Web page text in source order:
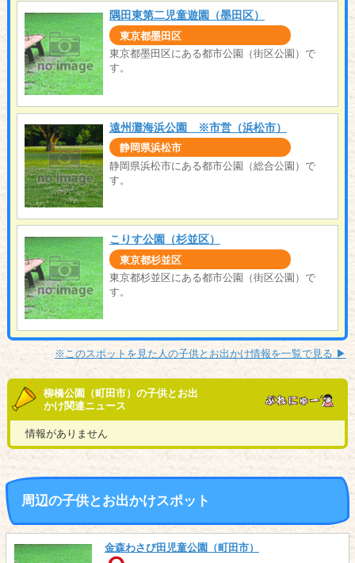
隅田東第二児童遊園（墨田区）
東京都墨田区
東京都墨田区にある都市公園（街区公園）で
す。
遠州灘海浜公園 ※市営（浜松市）
静岡県浜松市
静岡県浜松市にある都市公園（総合公園）で
す。
こりす公園（杉並区）
東京都杉並区
東京都杉並区にある都市公園（街区公園）で
す。
※このスポットを見た人の子供とお出かけ情報を一覧で見る ▶︎
柳橋公園（町田市）の子供とお出
かけ関連ニュース
情報がありません
周辺の子供とお出かけスポット
金森わさび田児童公園（町田市）